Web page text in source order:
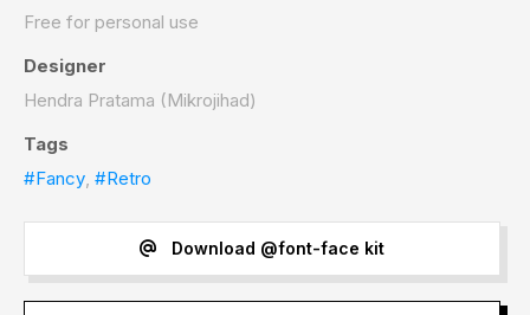
Free for personal use
Designer
Hendra Pratama (Mikrojihad)
Tags
#Fancy, #Retro
Download @font-face kit